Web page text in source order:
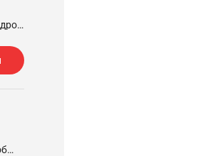
Календар Кадровика
Військовий облік